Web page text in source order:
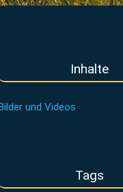
Inhalte
und Videos
Tags